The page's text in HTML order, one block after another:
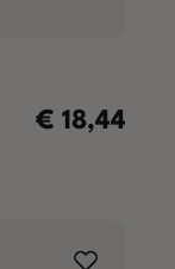
Regulärer
€ 18,44